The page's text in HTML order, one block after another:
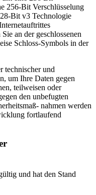
256-Bit Verschlüsselung
Bit v3 Technologie
an der geschlossenen
Schloss-Symbols in der
technischer und
um Ihre Daten gegen
teilweisen oder
den unbefugten
nahmen werden
fortlaufend
und hat den Stand